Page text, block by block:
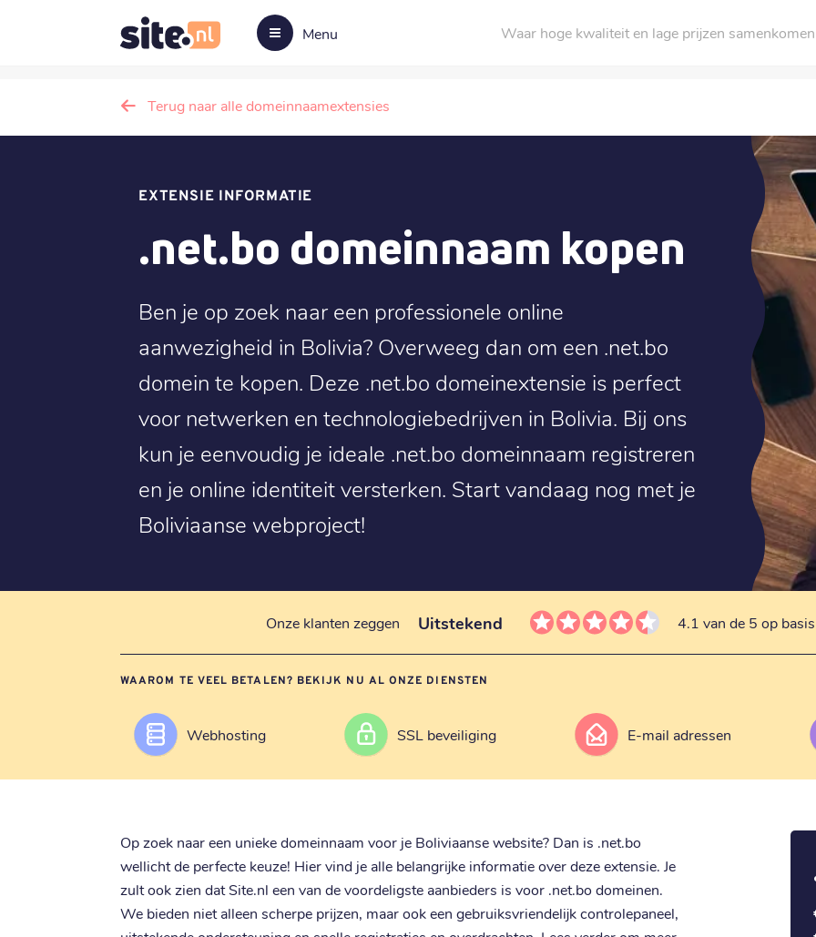
Menu Waar hoge kwaliteit en lage prijzen samenkomen
Terug naar alle domeinnaamextensies
EXTENSIE INFORMATIE
.net.bo domeinnaam kopen
Ben je op zoek naar een professionele online
aanwezigheid in Bolivia? Overweeg dan om een .net.bo
domein te kopen. Deze .net.bo domeinextensie is perfect
voor netwerken en technologiebedrijven in Bolivia. Bij ons
kun je eenvoudig je ideale .net.bo domeinnaam registreren
en je online identiteit versterken. Start vandaag nog met je
Boliviaanse webproject!
Onze klanten zeggen Uitstekend 4.1 van de 5 op
WAAROM TE VEEL BETALEN? BEKIJK NU AL ONZE DIENSTEN
Webhosting SSL beveiliging E-mail adressen
Op zoek naar een unieke domeinnaam voor je Boliviaanse website? Dan is .net.bo
wellicht de perfecte keuze! Hier vind je alle belangrijke informatie over deze extensie. Je
zult ook zien dat Site.nl een van de voordeligste aanbieders is voor .net.bo domeinen.
We bieden niet alleen scherpe prijzen, maar ook een gebruiksvriendelijk controlepaneel,